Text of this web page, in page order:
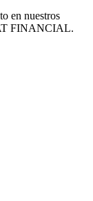
en nuestros
FINANCIAL.